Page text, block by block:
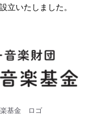
立いたしました。
楽基金 ロゴ